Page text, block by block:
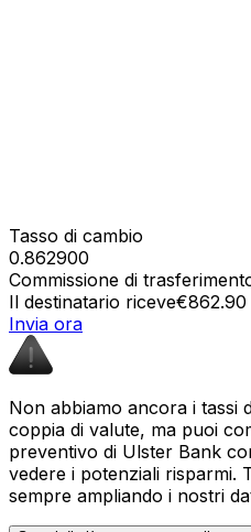
Tasso di cambio
0.862900
Commissione di
Il destinatario riceve€862.90
Invia ora
Non abbiamo ancora i tassi
coppia di valute, ma puoi
preventivo di Ulster Bank
vedere i potenziali risparmi.
sempre ampliando i nostri